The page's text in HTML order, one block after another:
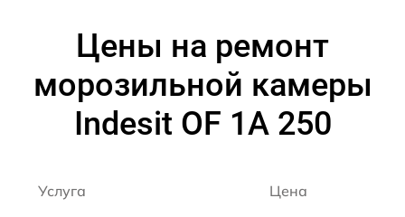
Цены на ремонт
морозильной камеры
Indesit OF 1A 250
Услуга Цена